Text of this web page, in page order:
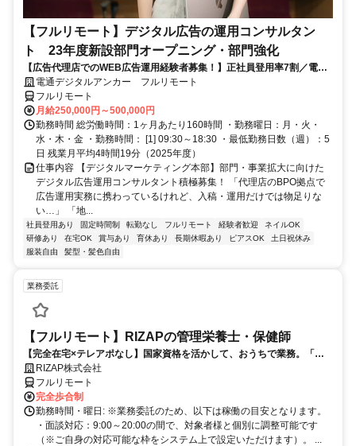
【フルリモート】デジタル広告の運用コンサルタン
ト 23年度新設部門オープニング・部門強化
【広告代理店でのWEB広告運用経験者募集！】正社員登用率7割／電通
G／全国×完全在宅／年休126日・土日祝休み／残業月平均4時間19分
電通デジタルアンカー フルリモート
フルリモート
月給250,000円～500,000円
勤務時間 総労働時間：1ヶ月あたり160時間 ・勤務曜日：月・火・
水・木・金 ・勤務時間： [1] 09:30～18:30 ・最低勤務日数（週）：5
日 残業月平均4時間19分（2025年度）
仕事内容 【デジタルマーケティング本部】部門・事業拡大に向けた
デジタル広告運用コンサルタント積極募集！ 「代理店のBPO拠点で
広告運用実務に携わっているけれど、入稿・運用だけでは物足りな
い…」 「地...
社員登用あり 固定時間制 転勤なし フルリモート 経験者歓迎
ネイルOK
研修あり
在宅OK 賞与あり 育休あり 長期休暇あり ピアスOK
土日祝休み
服装自由
髪型・髪色自由
業務委託
【フルリモート】RIZAPの管理栄養士・保健師
【完全在宅×テレアポなし】国家資格を活かして、おうちで業務。「も
う一つの安心」を。主婦・Wワーカー活躍中！「平日の日中だけ」「夕
方以降の数時間だけ」など、生活リズムに合わせた時間調整が可能で
す。1件ごとの成果報酬型だから、頑張った分だけ手応えのある収入
に。充実のサポート体制で、安心の在宅ワークを始めませんか？
RIZAP株式会社
フルリモート
完全歩合制
勤務時間・曜日: ※業務委託のため、以下は稼働の目安となります。
・面談対応：9:00～20:00の間で、対象者様と個別に調整可能です
（※ご自身の対応可能な枠をシステム上で設定いただけます）。 ...